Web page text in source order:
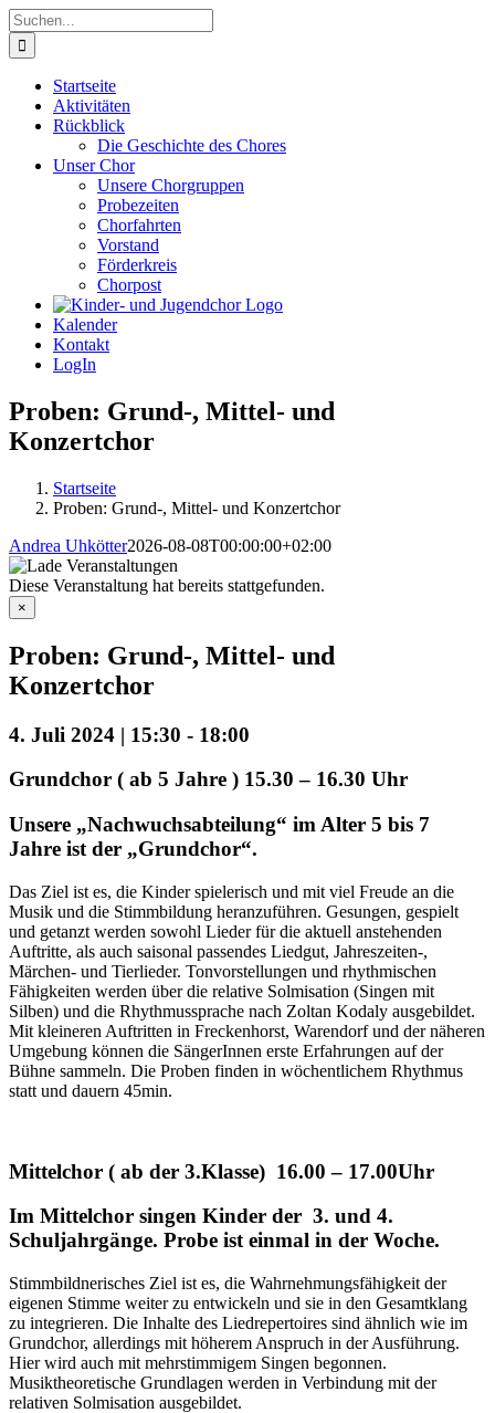
Zum
Inhalt
springen
Suche
nach:
Startseite
Aktivitäten
Rückblick
Die Geschichte des Chores
Unser Chor
Unsere Chorgruppen
Probezeiten
Chorfahrten
Vorstand
Förderkreis
Chorpost
Kalender
Kontakt
LogIn
Proben: Grund-, Mittel- und
Konzertchor
Startseite
Proben: Grund-, Mittel- und Konzertchor
Andrea Uhkötter2026-08-08T00:00:00+02:00
Diese Veranstaltung hat bereits stattgefunden.
×
Proben: Grund-, Mittel- und
Konzertchor
4. Juli 2024 | 15:30 - 18:00
Grundchor ( ab 5 Jahre ) 15.30 – 16.30 Uhr
Unsere „Nachwuchsabteilung“ im Alter 5 bis 7
Jahre ist der „Grundchor“.
Das Ziel ist es, die Kinder spielerisch und mit viel Freude an die
Musik und die Stimmbildung heranzuführen. Gesungen, gespielt
und getanzt werden sowohl Lieder für die aktuell anstehenden
Auftritte, als auch saisonal passendes Liedgut, Jahreszeiten-,
Märchen- und Tierlieder. Tonvorstellungen und rhythmischen
Fähigkeiten werden über die relative Solmisation (Singen mit
Silben) und die Rhythmussprache nach Zoltan Kodaly ausgebildet.
Mit kleineren Auftritten in Freckenhorst, Warendorf und der näheren
Umgebung können die SängerInnen erste Erfahrungen auf der
Bühne sammeln. Die Proben finden in wöchentlichem Rhythmus
statt und dauern 45min.
Mittelchor ( ab der 3.Klasse) 16.00 – 17.00Uhr
Im Mittelchor singen Kinder der 3. und 4.
Schuljahrgänge. Probe ist einmal in der Woche.
Stimmbildnerisches Ziel ist es, die Wahrnehmungsfähigkeit der
eigenen Stimme weiter zu entwickeln und sie in den Gesamtklang
zu integrieren. Die Inhalte des Liedrepertoires sind ähnlich wie im
Grundchor, allerdings mit höherem Anspruch in der Ausführung.
Hier wird auch mit mehrstimmigem Singen begonnen.
Musiktheoretische Grundlagen werden in Verbindung mit der
relativen Solmisation ausgebildet.